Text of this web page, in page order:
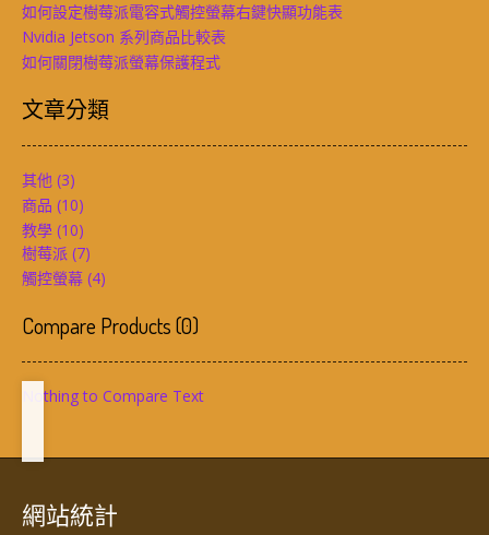
如何設定樹莓派電容式觸控螢幕右鍵快顯功能表
Nvidia Jetson 系列商品比較表
如何關閉樹莓派螢幕保護程式
文章分類
其他 (3)
商品 (10)
教學 (10)
樹莓派 (7)
觸控螢幕 (4)
Compare Products(0)
Nothing to Compare Text
網站統計